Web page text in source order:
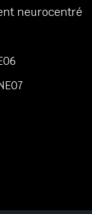
neurocentré